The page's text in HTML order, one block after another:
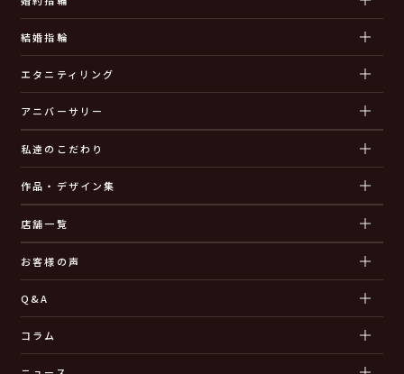
結婚指輪
エタニティリング
アニバーサリー
私達のこだわり
作品・デザイン集
店舗一覧
お客様の声
Q&A
コラム